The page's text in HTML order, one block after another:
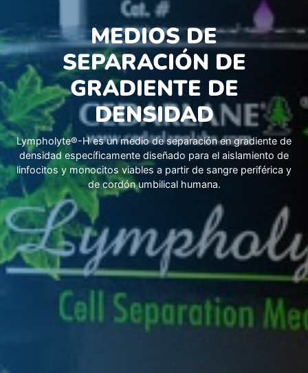
MEDIOS DE
SEPARACIÓN DE
GRADIENTE DE
DENSIDAD
Lympholyte®-H es un medio de separación en gradiente de
densidad específicamente diseñado para el aislamiento de
linfocitos y monocitos viables a partir de sangre periférica y
de cordón umbilical humana.